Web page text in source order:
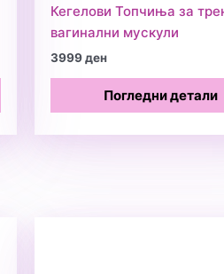
Кегелови Топчиња за
вагинални мускули
3999ден
Погледни детали